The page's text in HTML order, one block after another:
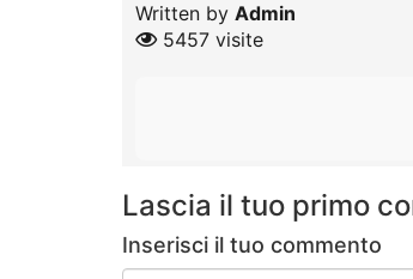
Written by Admin
5457 visite
Lascia il tuo primo
Inserisci il tuo commento